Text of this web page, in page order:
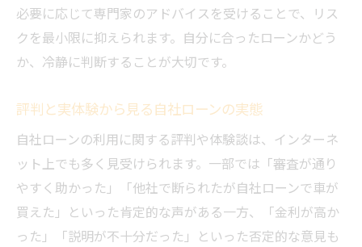
必要に応じて専門家のアドバイスを受けることで、リス
クを最小限に抑えられます。自分に合ったローンかどう
か、冷静に判断することが大切です。
評判と実体験から見る自社ローンの実態
自社ローンの利用に関する評判や体験談は、インターネ
ット上でも多く見受けられます。一部では「審査が通り
やすく助かった」「他社で断られたが自社ローンで車が
買えた」といった肯定的な声がある一方、「金利が高か
った」「説明が不十分だった」といった否定的な意見も